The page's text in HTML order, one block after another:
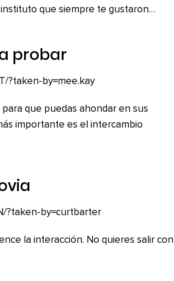
que siempre te gustaron…
probar
?taken-by=mee.kay
que puedas ahondar en sus
importante es el intercambio
?taken-by=curtbarter
la interacción. No quieres salir con